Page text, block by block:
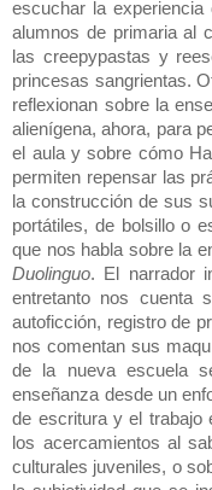
escuchar la
alumnos de primaria al
las creepypastas y
princesas sangrientas.
reflexionan sobre la
alienígena, ahora, para
el aula y sobre cómo
permiten repensar las
la construcción de sus
portátiles, de bolsillo o
que nos habla sobre la
Duolinguo. El narrador
entretanto nos cuenta
autoficción, registro de
nos comentan sus
de la nueva escuela
enseñanza desde un
de escritura y el trabajo
los acercamientos al
culturales juveniles, o